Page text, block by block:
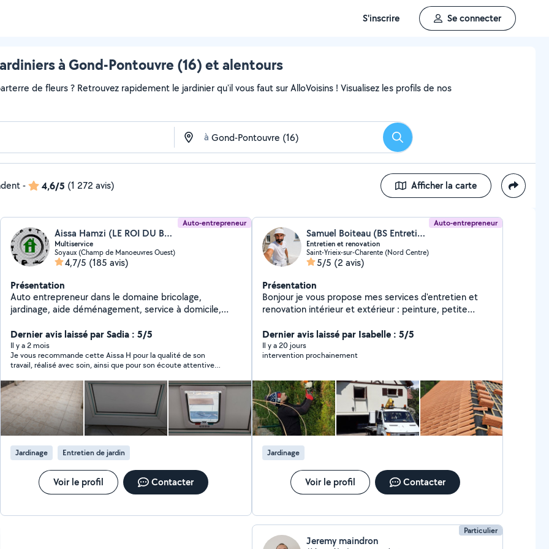
S'inscrire Se connecter
à Gond-Pontouvre (16) et alentours
de fleurs ? Retrouvez rapidement le jardinier qu'il vous faut sur AlloVoisins ! Visualisez les profils de nos
à Rechercher
- 4,6/5 (1 272 avis) Afficher la carte
Auto-entrepreneur
Aissa Hamzi (LE ROI DU BRICOLAGE)
Multiservice
Soyaux (Champ de Manoeuvres Ouest)
4,7/5 (185 avis)
Présentation
Auto entrepreneur dans le domaine bricolage,
jardinage, aide déménagement, service à domicile,
travaux.(petits travaux de maçonnerie, terrassement,
Dernier avis laissé par Sadia : 5/5
Il y a 2 mois
Je vous recommande cette Aissa H pour la qualité de son
travail, réalisé avec soin, ainsi que pour son écoute attentive
Jardinage Entretien de jardin
Voir le profil Contacter
Auto-entrepreneur
Samuel Boiteau (BS Entretien rénovation)
Entretien et renovation
Saint-Yrieix-sur-Charente (Nord Centre)
5/5 (2 avis)
Présentation
Bonjour je vous propose mes services d'entretien et
renovation intérieur et extérieur : peinture, petite
réparation des gouttière, réparation murette et
peinture grille fer forgé ..... travaux propre et soigné
merci
Dernier avis laissé par Isabelle : 5/5
Il y a 20 jours
intervention prochainement
Jardinage
Voir le profil Contacter
Particulier
Jeremy maindron